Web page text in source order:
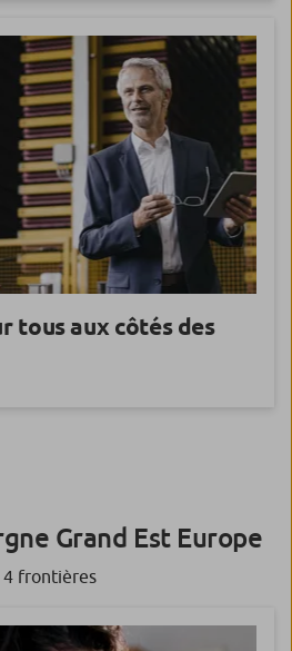
tousaux côtés des
Grand Est Europe
4 frontières